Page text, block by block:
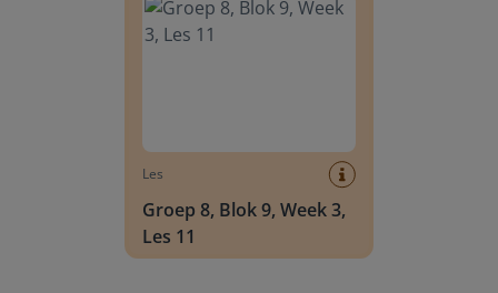
Les
Groep 8, Blok 9, Week 3,
Les 11